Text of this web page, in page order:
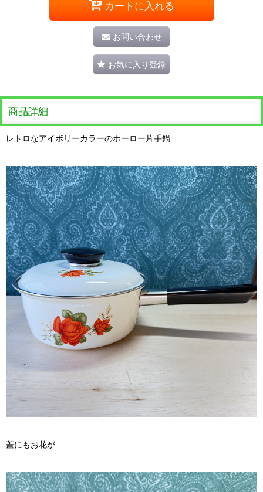
カートに入れる
お問い合わせ
お気に入り登録
商品詳細
レトロなアイボリーカラーのホーロー片手鍋
蓋にもお花が